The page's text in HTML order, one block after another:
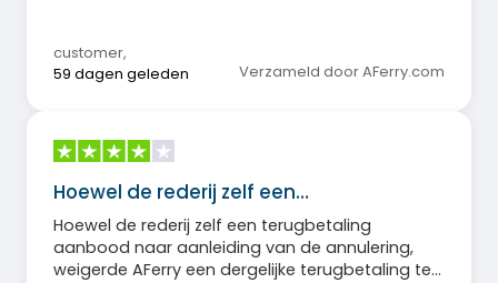
customer,
59 dagen geleden
Verzameld door AFerry.com
Hoewel de rederij zelf een…
Hoewel de rederij zelf een terugbetaling
aanbood naar aanleiding van de annulering,
weigerde AFerry een dergelijke terugbetaling te